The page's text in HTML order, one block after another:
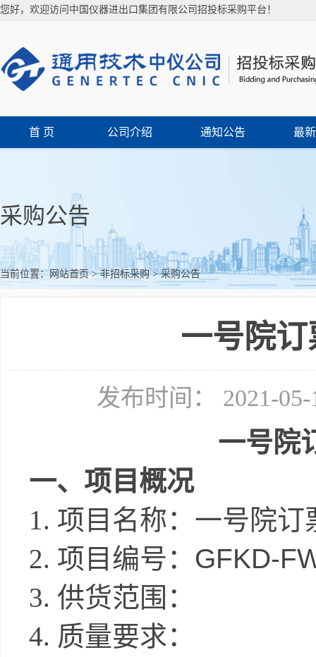
您好，欢迎访问中国仪器进出口集团有限公司招投标采购平台！
首 页 公司介绍 通知公告 最
采购公告
当前位置：网站首页>非招标采购>采购公告
一号院
发布时间： 2021-
一号院
一、项目概况
1. 项目名称： 一号院订
2. 项目编号： GFKD-
3. 供货范围：
4. 质量要求：